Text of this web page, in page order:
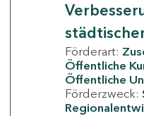
Förderart:
Öffentliche
Öffentliche
Förderzweck: